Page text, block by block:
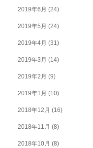
2019年6月 (24)
2019年5月 (24)
2019年4月 (31)
2019年3月 (14)
2019年2月 (9)
2019年1月 (10)
2018年12月 (16)
2018年11月 (8)
2018年10月 (8)